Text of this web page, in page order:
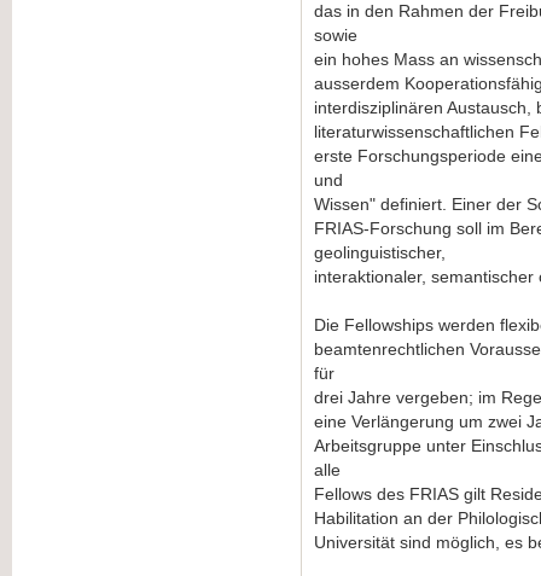
das in den Rahmen der
sowie
ein hohes Mass an
ausserdem
interdisziplinären Austausch,
literaturwissenschaftlichen
erste Forschungsperiode
und
Wissen" definiert. Einer der
FRIAS-Forschung soll im
geolinguistischer,
interaktionaler,
Die Fellowships werden
beamtenrechtlichen
für
drei Jahre vergeben; im
eine Verlängerung um zwei
Arbeitsgruppe unter
alle
Fellows des FRIAS gilt
Habilitation an der
Universität sind möglich, es